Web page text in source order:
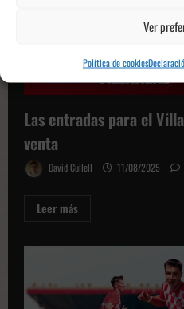
Ver
Política de cookies
para
mí”
Las entradas para el
venta
David Cullell 11/08/2025
Leer másLeer
Villarreal-
Girona,